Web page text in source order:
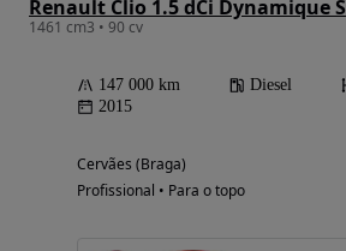
Renault Clio 1.5 dCi Dynamique S
1461 cm3 • 90 cv
147 000 km Diesel
2015
Cervães (Braga)
Profissional • Para o topo